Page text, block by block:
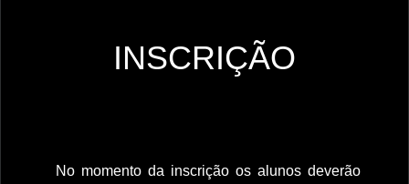
INSCRIÇÃO
No momento da inscrição os alunos deverão